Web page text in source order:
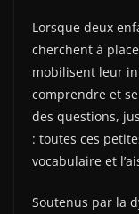
Lorsque deux
cherchent à
mobilisent leur
comprendre et
des questions,
: toutes ces
vocabulaire et
Soutenus par la